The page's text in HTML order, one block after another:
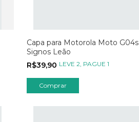
Capa para Motorola Moto G04s
Signos Leão
R$39,90 LEVE 2, PAGUE 1
Comprar